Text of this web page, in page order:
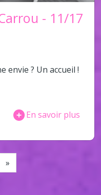
- 11/17
envie ? Un accueil !
En savoir plus
»